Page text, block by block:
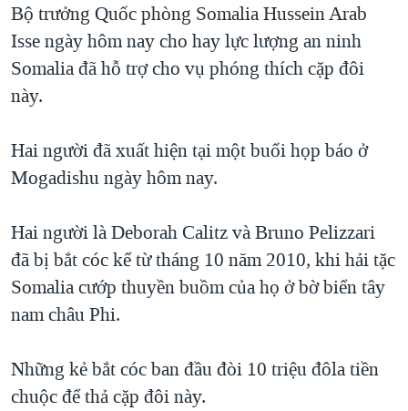
TRỊNH VĨNH BÌNH VS. CHÍNH PHỦ VIỆT NAM
NGƯ DÂN VIỆT VÀ LÀN SÓNG TRỘM HẢI SÂM
BÊN KIA QUỐC LỘ: TIẾNG VỌNG TỪ NÔNG THÔN MỸ
Bộ trưởng Quốc phòng Somalia Hussein Arab
Isse ngày hôm nay cho hay lực lượng an ninh
Somalia đã hỗ trợ cho vụ phóng thích cặp đôi
này.
Hai người đã xuất hiện tại một buổi họp báo ở
Mogadishu ngày hôm nay.
Hai người là Deborah Calitz và Bruno Pelizzari
đã bị bắt cóc kể từ tháng 10 năm 2010, khi hải tặc
Somalia cướp thuyền buồm của họ ở bờ biển tây
nam châu Phi.
Những kẻ bắt cóc ban đầu đòi 10 triệu đôla tiền
chuộc để thả cặp đôi này.